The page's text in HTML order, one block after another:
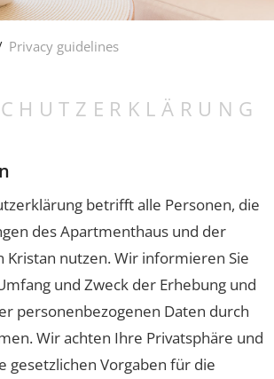
Privacy guidelines
betrifft alle Personen, die
des Apartmenthaus und der
Kristan nutzen. Wir informieren Sie
und Zweck der Erhebung und
personenbezogenen Daten durch
Wir achten Ihre Privatsphäre und
gesetzlichen Vorgaben für die